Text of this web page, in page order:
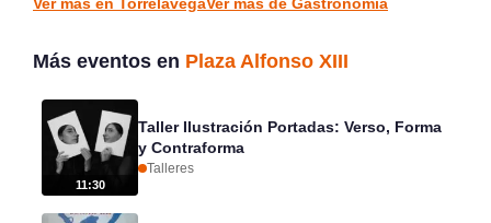
Más eventos en Plaza Alfonso XIII
11:30
Taller Ilustración Portadas: Verso, Forma
y Contraforma
Talleres